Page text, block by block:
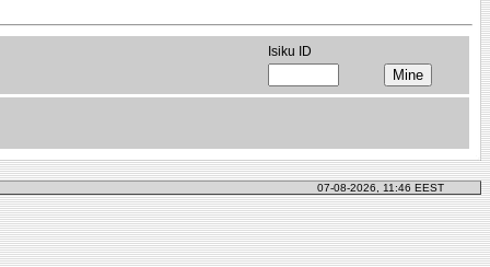
Isiku ID
07-08-2026, 11:46 EEST